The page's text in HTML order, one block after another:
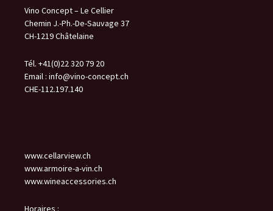
Vino Concept – Le Cellier
Chemin J.-Ph.-De-Sauvage 37
CH-1219 Châtelaine
Tél. +41(0)22 320 79 20
Email : info@vino-concept.ch
CHE-112.197.140
www.cellarview.ch
www.armoire-a-vin.ch
www.wineaccessories.ch
Horaires :